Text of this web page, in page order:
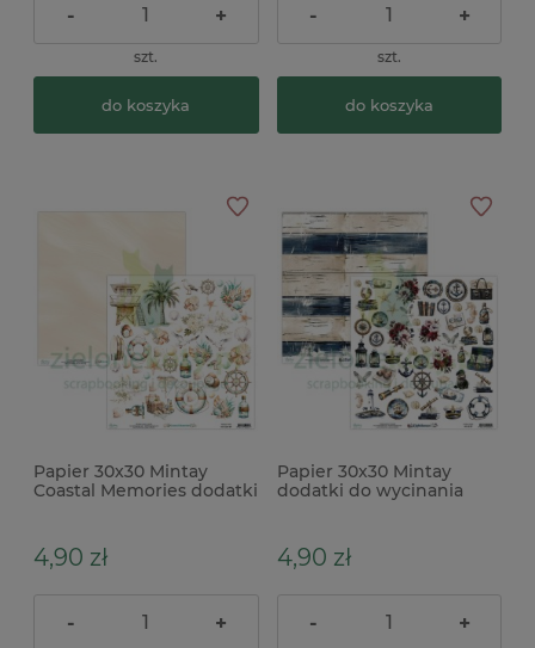
- +
szt.
do koszyka
- +
szt.
do koszyka
Papier 30x30 Mintay
Coastal Memories dodatki
4,90 zł
- +
Papier 30x30 Mintay
dodatki do wycinania
4,90 zł
- +